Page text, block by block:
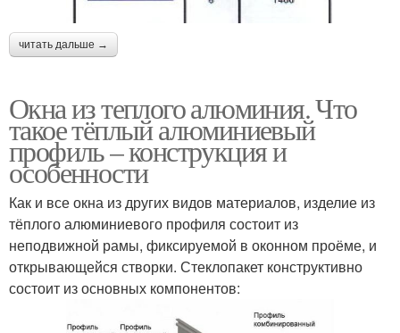
читать дальше →
Окна из теплого алюминия. Что
такое тёплый алюминиевый
профиль – конструкция и
особенности
Как и все окна из других видов материалов, изделие из
тёплого алюминиевого профиля состоит из
неподвижной рамы, фиксируемой в оконном проёме, и
открывающейся створки. Стеклопакет конструктивно
состоит из основных компонентов: